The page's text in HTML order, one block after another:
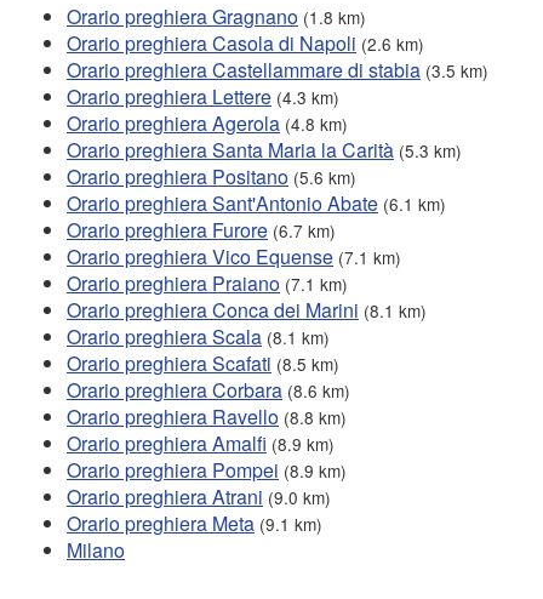
Orario preghiera Gragnano (1.8 km)
Orario preghiera Casola di Napoli (2.6 km)
Orario preghiera Castellammare di stabia (3.5 km)
Orario preghiera Lettere (4.3 km)
Orario preghiera Agerola (4.8 km)
Orario preghiera Santa Maria la Carità (5.3 km)
Orario preghiera Positano (5.6 km)
Orario preghiera Sant'Antonio Abate (6.1 km)
Orario preghiera Furore (6.7 km)
Orario preghiera Vico Equense (7.1 km)
Orario preghiera Praiano (7.1 km)
Orario preghiera Conca dei Marini (8.1 km)
Orario preghiera Scala (8.1 km)
Orario preghiera Scafati (8.5 km)
Orario preghiera Corbara (8.6 km)
Orario preghiera Ravello (8.8 km)
Orario preghiera Amalfi (8.9 km)
Orario preghiera Pompei (8.9 km)
Orario preghiera Atrani (9.0 km)
Orario preghiera Meta (9.1 km)
Milano